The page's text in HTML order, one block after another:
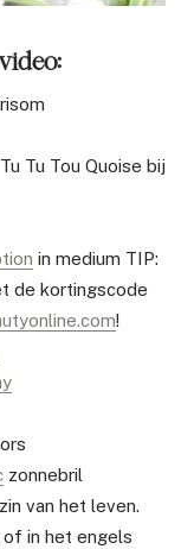
Tu Tou Quoise bij
in medium TIP:
de kortingscode
!
zonnebril
van het leven.
of in het engels